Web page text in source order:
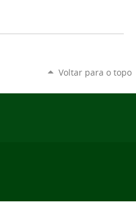
Voltar para o topo